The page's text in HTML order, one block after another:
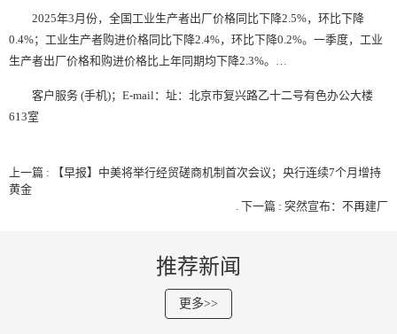
2025年3月份，全国工业生产者出厂价格同比下降2.5%，环比下降
0.4%；工业生产者购进价格同比下降2.4%，环比下降0.2%。一季度，工业
生产者出厂价格和购进价格比上年同期均下降2.3%。…
客户服务 (手机)；E-mail：址：北京市复兴路乙十二号有色办公大楼
613室
上一篇 : 【早报】中美将举行经贸磋商机制首次会议；央行连续7个月增持
黄金
下一篇 : 突然宣布：不再建厂
推荐新闻
更多>>